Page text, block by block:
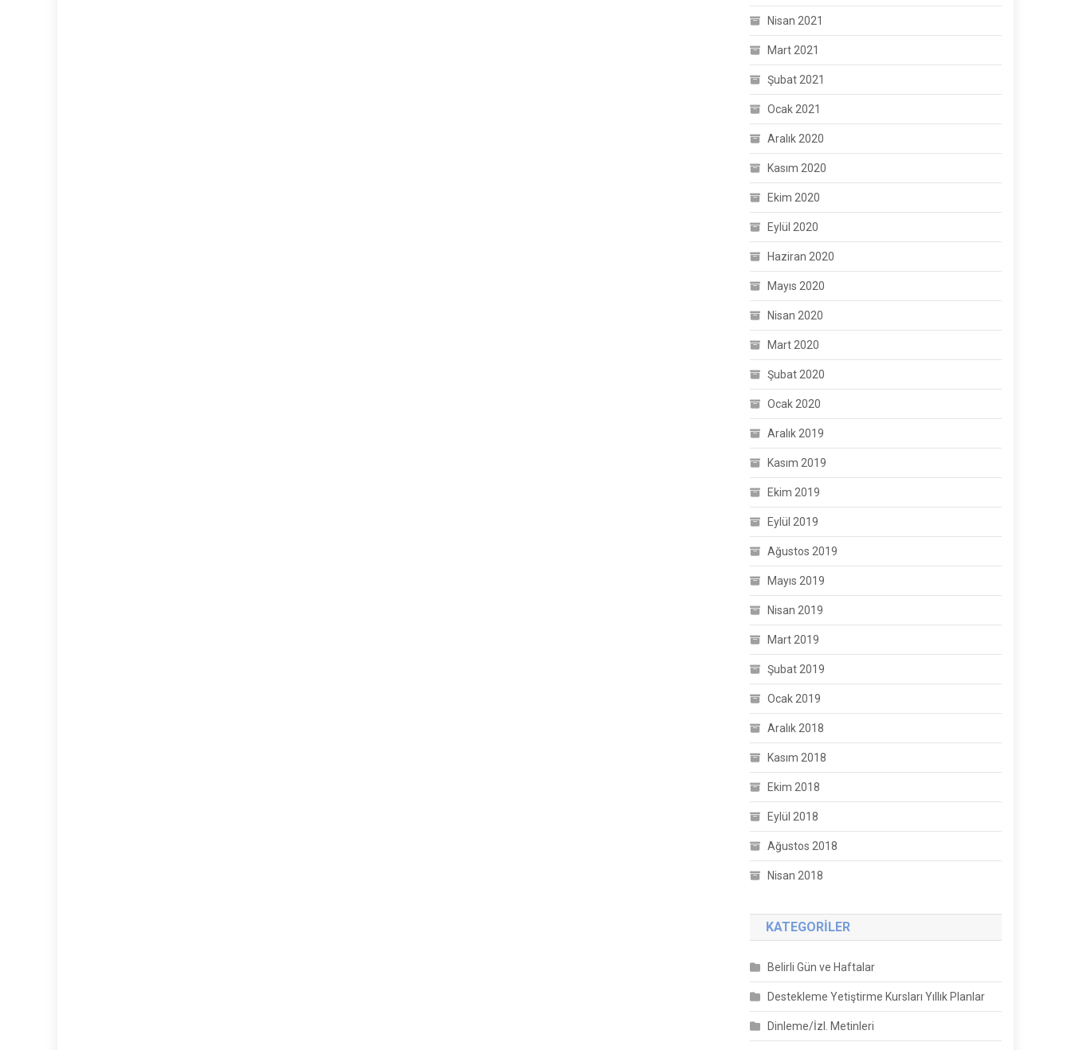
Nisan 2021
Mart 2021
Şubat 2021
Ocak 2021
Aralık 2020
Kasım 2020
Ekim 2020
Eylül 2020
Haziran 2020
Mayıs 2020
Nisan 2020
Mart 2020
Şubat 2020
Ocak 2020
Aralık 2019
Kasım 2019
Ekim 2019
Eylül 2019
Ağustos 2019
Mayıs 2019
Nisan 2019
Mart 2019
Şubat 2019
Ocak 2019
Aralık 2018
Kasım 2018
Ekim 2018
Eylül 2018
Ağustos 2018
Nisan 2018
KATEGORILER
Belirli Gün ve Haftalar
Destekleme Yetiştirme Kursları Yıllık Planlar
Dinleme/İzl. Metinleri